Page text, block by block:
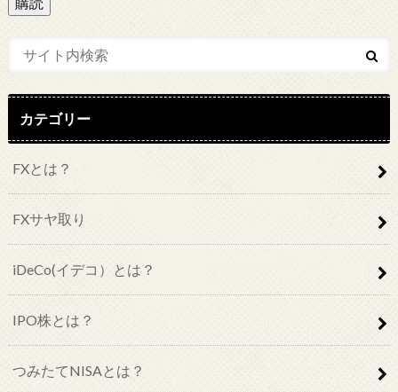
ア
ド
カテゴリー
FXとは？
FXサヤ取り
iDeCo(イデコ）とは？
IPO株とは？
つみたてNISAとは？